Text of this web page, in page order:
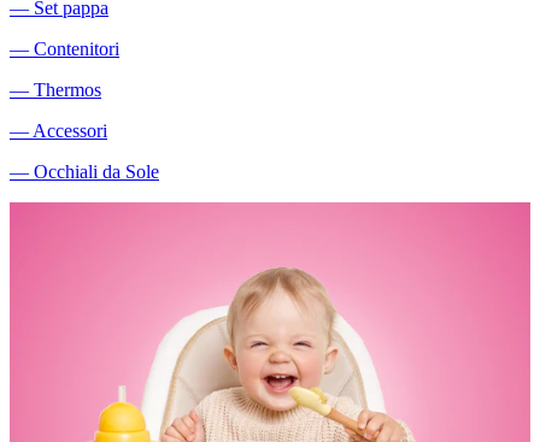
― Set pappa
― Contenitori
― Thermos
― Accessori
― Occhiali da Sole